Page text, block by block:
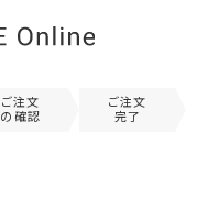
ご注文
の確認
ご注文
完了